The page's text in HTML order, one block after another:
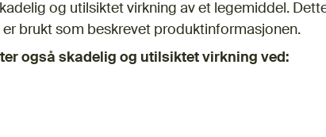
og utilsiktet virkning av et legemiddel.
brukt som beskrevet produktinformasjonen.
også skadelig og utilsiktet virkning ved: